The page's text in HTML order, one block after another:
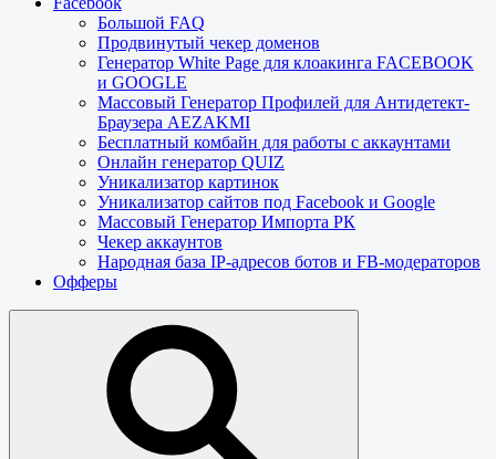
Большой FAQ
Продвинутый чекер доменов
Генератор White Page для клоакинга FACEBOOK
и GOOGLE
Массовый Генератор Профилей для Антидетект-
Браузера AEZAKMI
Бесплатный комбайн для работы с аккаунтами
Онлайн генератор QUIZ
Уникализатор картинок
Уникализатор сайтов под Facebook и Google
Массовый Генератор Импорта РК
Чекер аккаунтов
Народная база IP-адресов ботов и FB-модераторов
Офферы